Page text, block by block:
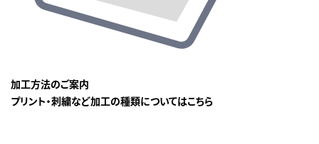
加工方法のご案内
プリント・刺繍など加工の種類についてはこちら